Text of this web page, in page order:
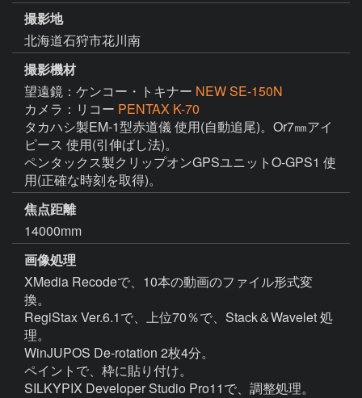
撮影地
北海道石狩市花川南
撮影機材
望遠鏡：ケンコー・トキナー NEW SE-150N
カメラ：リコー PENTAX K-70
タカハシ製EM-1型赤道儀 使用(自動追尾)。Or7㎜アイ
ピース 使用(引伸ばし法)。
ペンタックス製クリップオンGPSユニットO-GPS1 使
用(正確な時刻を取得)。
焦点距離
14000mm
画像処理
XMedia Recodeで、10本の動画のファイル形式変
換。
RegiStax Ver.6.1で、上位70％で、Stack＆Wavelet 処
理。
WinJUPOS De-rotation 2枚4分。
ペイントで、枠に貼り付け。
SILKYPIX Developer Studio Pro11で、調整処理。